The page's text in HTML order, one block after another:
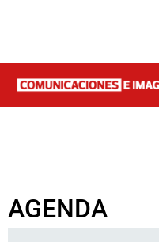
AGENDA